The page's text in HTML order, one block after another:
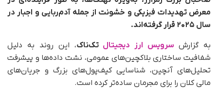
معرض تهدیدات فیزیکی و خشونت از جمله آدم‌ربایی و اجبار در
سال ۲۰۲۵ قرار گرفته‌اند.
به‌ گزارش سرویس ارز دیجیتال تک‌ناک، این روند به‌ دلیل
شفافیت ساختاری بلاکچین‌های عمومی، نشت داده‌ها و پیشرفت
تحلیل‌های آنچین، شناسایی کیف‌پول‌های بزرگ و جریان‌های
مالی کلان را برای مجرمان ساده‌تر کرده است.